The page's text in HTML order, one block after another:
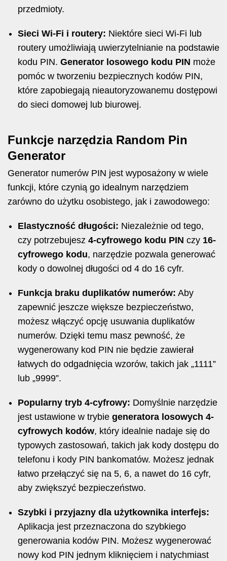
przedmioty.
Sieci Wi-Fi i routery: Niektóre sieci Wi-Fi lub
routery umożliwiają uwierzytelnianie na podstawie
kodu PIN. Generator losowego kodu PIN może
pomóc w tworzeniu bezpiecznych kodów PIN,
które zapobiegają nieautoryzowanemu dostępowi
do sieci domowej lub biurowej.
Funkcje narzędzia Random Pin
Generator
Generator numerów PIN jest wyposażony w wiele
funkcji, które czynią go idealnym narzędziem
zarówno do użytku osobistego, jak i zawodowego:
Elastyczność długości: Niezależnie od tego,
czy potrzebujesz 4-cyfrowego kodu PIN czy 16-
cyfrowego kodu, narzędzie pozwala generować
kody o dowolnej długości od 4 do 16 cyfr.
Funkcja braku duplikatów numerów: Aby
zapewnić jeszcze większe bezpieczeństwo,
możesz włączyć opcję usuwania duplikatów
numerów. Dzięki temu masz pewność, że
wygenerowany kod PIN nie będzie zawierał
łatwych do odgadnięcia wzorów, takich jak „1111”
lub „9999”.
Popularny tryb 4-cyfrowy: Domyślnie narzędzie
jest ustawione w trybie generatora losowych 4-
cyfrowych kodów, który idealnie nadaje się do
typowych zastosowań, takich jak kody dostępu do
telefonu i kody PIN bankomatów. Możesz jednak
łatwo przełączyć się na 5, 6, a nawet do 16 cyfr,
aby zwiększyć bezpieczeństwo.
Szybki i przyjazny dla użytkownika interfejs:
Aplikacja jest przeznaczona do szybkiego
generowania kodów PIN. Możesz wygenerować
nowy kod PIN jednym kliknięciem i natychmiast